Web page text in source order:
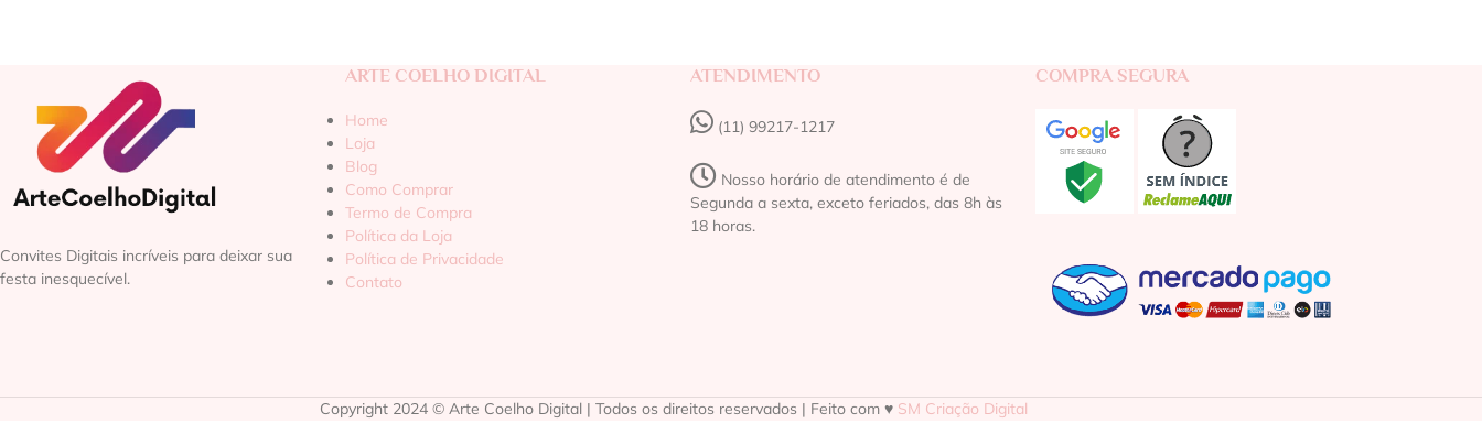
Convites Digitais incríveis para deixar sua
festa inesquecível.
ARTE COELHO DIGITAL
Home
Loja
Blog
Como Comprar
Termo de Compra
Política da Loja
Política de Privacidade
Contato
ATENDIMENTO
(11) 99217-1217‬
Nosso horário de atendimento é de
Segunda a sexta, exceto feriados, das 8h às
18 horas.
COMPRA SEGURA
Copyright 2024 © Arte Coelho Digital | Todos os direitos reservados | Feito com ♥ SM Criação Digital